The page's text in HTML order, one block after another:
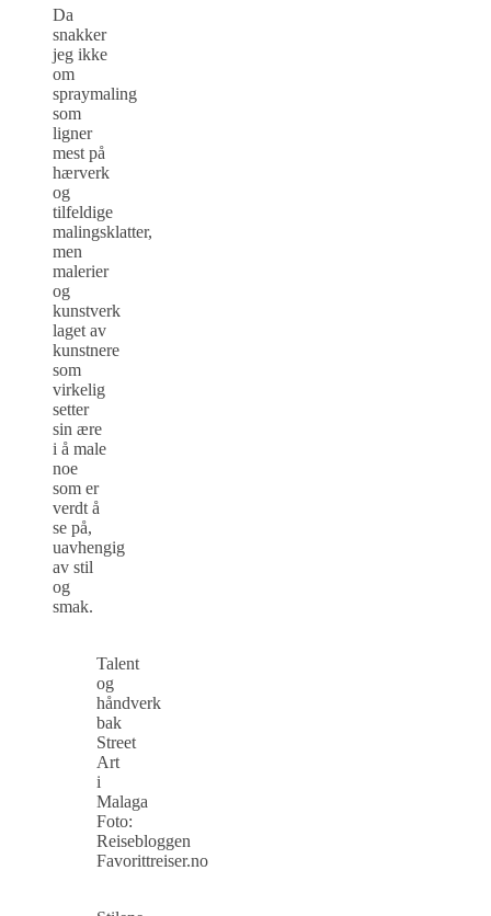
Da
snakker
jeg ikke
om
spraymaling
som
ligner
mest på
hærverk
og
tilfeldige
malingsklatter,
men
malerier
og
kunstverk
laget av
kunstnere
som
virkelig
setter
sin ære
i å male
noe
som er
verdt å
se på,
uavhengig
av stil
og
smak.
Talent
og
håndverk
bak
Street
Art
i
Malaga
Foto:
Reisebloggen
Favorittreiser.no